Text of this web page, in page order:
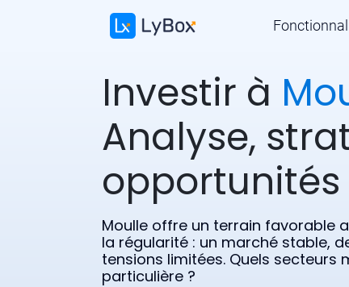
Investir à
Analyse,
opportunités
Moulle offre un terrain favorable
la régularité : un marché stable,
tensions limitées. Quels secteurs
particulière ?